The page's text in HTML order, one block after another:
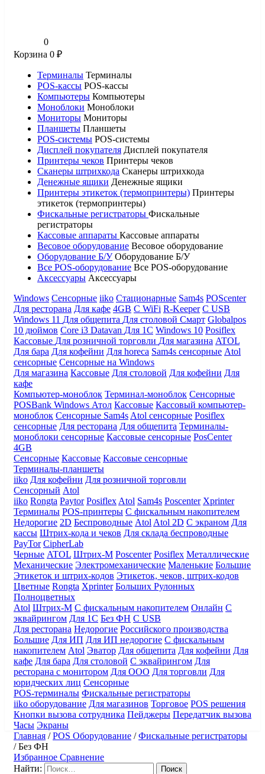
0
Корзина 0 ₽
Терминалы Терминалы
POS-кассы POS-кассы
Компьютеры Компьютеры
Моноблоки Моноблоки
Мониторы Мониторы
Планшеты Планшеты
POS-системы POS-системы
Дисплей покупателя Дисплей покупателя
Принтеры чеков Принтеры чеков
Сканеры штрихкода Сканеры штрихкода
Денежные ящики Денежные ящики
Принтеры этикеток (термопринтеры) Принтеры
этикеток (термопринтеры)
Фискальные регистраторы Фискальные
регистраторы
Кассовые аппараты Кассовые аппараты
Весовое оборудование Весовое оборудование
Оборудование Б/У Оборудование Б/У
Все POS-оборудование Все POS-оборудование
Аксессуары Аксессуары
Windows Сенсорные iiko Стационарные Sam4s POScenter
Для ресторана Для кафе 4GB С WiFi R-Keeper С USB
Windows 11 Для общепита Для столовой Смарт Globalpos
10 дюймов Core i3 Datavan Для 1С Windows 10 Posiflex
Кассовые Для розничной торговли Для магазина ATOL
Для бара Для кофейни Для horeca Sam4s сенсорные Atol
сенсорные Сенсорные на Windows
Для магазина Кассовые Для столовой Для кофейни Для
кафе
Компьютер-моноблок Терминал-моноблок Сенсорные
POSBank Windows Атол Кассовые Кассовый компьютер-
моноблок Сенсорные Sam4s Atol сенсорные Posiflex
сенсорные Для ресторана Для общепита Терминалы-
моноблоки сенсорные Кассовые сенсорные PosCenter
4GB
Сенсорные Кассовые Кассовые сенсорные
Терминалы-планшеты
iiko Для кофейни Для розничной торговли
Сенсорный Atol
iiko Rongta Paytor Posiflex Atol Sam4s Poscenter Xprinter
Терминалы POS-принтеры С фискальным накопителем
Недорогие 2D Беспроводные Atol Atol 2D С экраном Для
кассы Штрих-кода и чеков Для склада беспроводные
PayTor CipherLab
Черные ATOL Штрих-М Poscenter Posiflex Металлические
Механические Электромеханические Маленькие Большие
Этикеток и штрих-кодов Этикеток, чеков, штрих-кодов
Цветные Rongta Xprinter Больших Рулонных
Полноцветных
Atol Штрих-М С фискальным накопителем Онлайн С
эквайрингом Для 1С Без ФН С USB
Для ресторана Недорогие Российского производства
Большие Для ИП Для ИП недорогие С фискальным
накопителем Atol Эватор Для общепита Для кофейни Для
кафе Для бара Для столовой С эквайрингом Для
ресторана с монитором Для ООО Для торговли Для
юридческих лиц Сенсорные
POS-терминалы Фискальные регистраторы
iiko оборудование Для магазинов Торговое POS решения
Кнопки вызова сотрудника Пейджеры Передатчик вызова
Часы Экраны
Главная /POS Оборудование /Фискальные регистраторы
/Без ФН
Избранное Сравнение
Найти: